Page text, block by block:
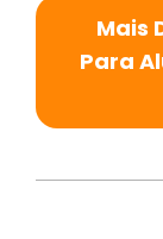
Mais
Para